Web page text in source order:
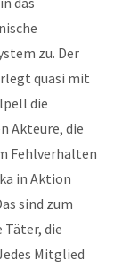
zu. Der
quasi mit
die
Akteure, die
Fehlverhalten
in Aktion
sind zum
Täter, die
Mitglied